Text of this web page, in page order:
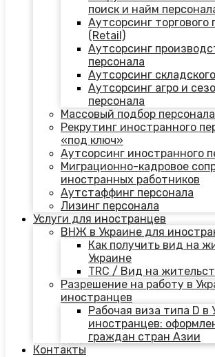
поиск и найм
Аутсорсинг торгового
(Retail)
Аутсорсинг
персонала
Аутсорсинг
Аутсорсинг агро и
персонала
Массовый подбор
Рекрутинг иностранного
«под ключ»
Аутсорсинг иностранного
Миграционно-кадровое
иностранных работников
Аутстаффинг персонала
Лизинг персонала
Услуги для иностранцев
ВНЖ в Украине для
Как получить вид на
Украине
TRC / Вид на
Разрешение на работу в
иностранцев
Рабочая виза типа D в
иностранцев:
граждан стран Азии
Контакты